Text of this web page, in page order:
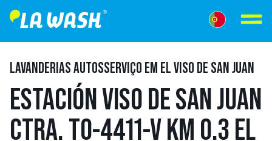
LAVANDERIAS AUTOSSERVIÇO EM EL VISO DE SAN JUAN
ESTACIÓN VISO DE SAN JUAN
CTRA. TO-4411-V KM 0.3 EL